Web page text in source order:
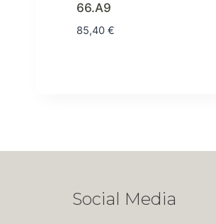
66.A9
85,40 €
Social Media